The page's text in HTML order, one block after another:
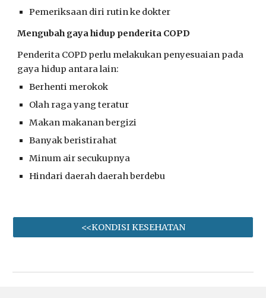
Pemeriksaan diri rutin ke dokter
Mengubah gaya hidup penderita COPD
Penderita COPD perlu melakukan penyesuaian pada
gaya hidup antara lain:
Berhenti merokok
Olah raga yang teratur
Makan makanan bergizi
Banyak beristirahat
Minum air secukupnya
Hindari daerah daerah berdebu
<<KONDISI KESEHATAN